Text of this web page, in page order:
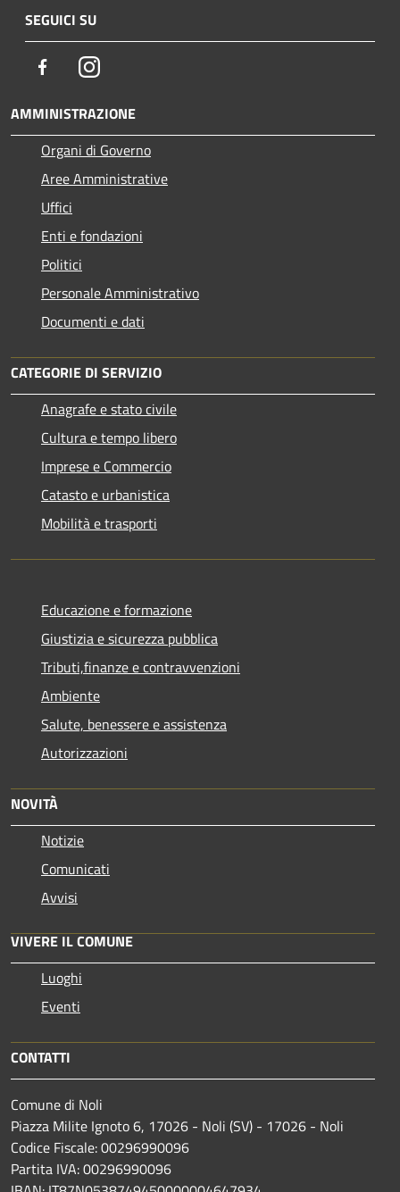
SEGUICI SU
FacebookInstagram
AMMINISTRAZIONE
Organi di Governo
Aree Amministrative
Uffici
Enti e fondazioni
Politici
Personale Amministrativo
Documenti e dati
CATEGORIE DI SERVIZIO
Anagrafe e stato civile
Cultura e tempo libero
Imprese e Commercio
Catasto e urbanistica
Mobilità e trasporti
Educazione e formazione
Giustizia e sicurezza pubblica
Tributi,finanze e contravvenzioni
Ambiente
Salute, benessere e assistenza
Autorizzazioni
NOVITÀ
Notizie
Comunicati
Avvisi
VIVERE IL COMUNE
Luoghi
Eventi
CONTATTI
Comune di Noli
Piazza Milite Ignoto 6, 17026 - Noli (SV) - 17026 - Noli
Codice Fiscale: 00296990096
Partita IVA: 00296990096